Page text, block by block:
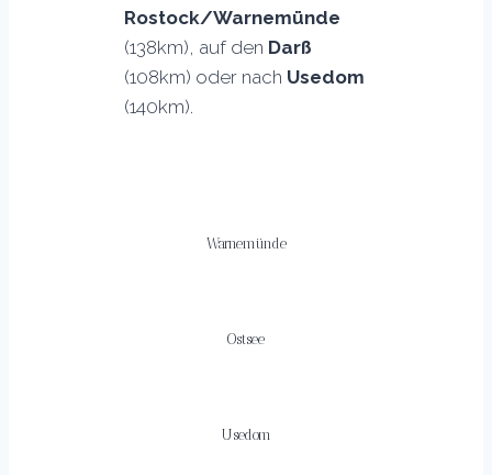
Rostock/Warnemünde
(138km), auf den Darß
(108km) oder nach Usedom
(140km).
Warnemünde
Ostsee
Usedom